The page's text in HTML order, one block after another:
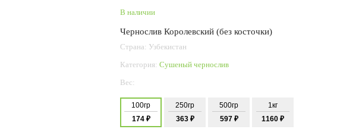
В наличии
Чернослив Королевский (без косточки)
Страна: Узбекистан
Категория: Сушеный чернослив
Вес:
100гр
174 ₽
250гр
363 ₽
500гр
597 ₽
1кг
1160 ₽